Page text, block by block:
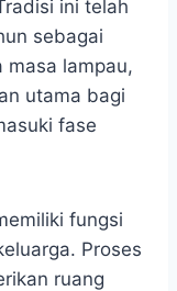
ini telah
sebagai
masa lampau,
utama bagi
fase
fungsi
Proses
ruang